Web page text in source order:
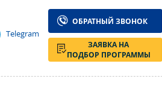
Telegram
ОБРАТНЫЙ ЗВОНОК
ЗАЯВКА НА
ПОДБОР ПРОГРАММЫ